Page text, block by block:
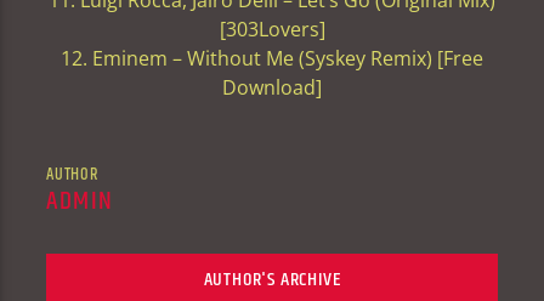
[303Lovers]
12. Eminem – Without Me (Syskey Remix) [Free
Download]
AUTHOR
ADMIN
AUTHOR'S ARCHIVE